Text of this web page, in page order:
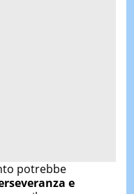
potrebbe
e